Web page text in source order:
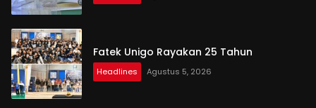
Fatek Unigo Rayakan 25 Tahun
Headlines Agustus 5, 2026